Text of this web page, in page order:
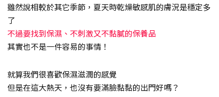
雖然說相較於其它季節，夏天時乾燥敏感肌的膚況是穩定多
了
不過要找到保濕、不刺激又不黏膩的保養品
其實也不是一件容易的事情！
就算我們很喜歡保濕滋潤的感覺
但是在這大熱天，也沒有要滿臉黏黏的出門好嗎？